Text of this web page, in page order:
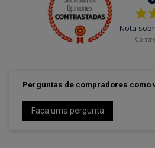
Perguntas de compradores como
Faça uma pergunta